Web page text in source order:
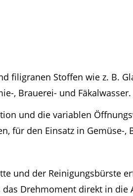
filigranen Stoffen wie z. B.
, Brauerei- und Fäkalwasser.
und die variablen
für den Einsatz in
und der Reinigungsbürste
Drehmoment direkt in